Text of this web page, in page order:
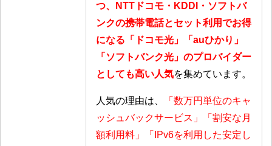
つ、NTTドコモ・KDDI・ソフトバ
ンクの携帯電話とセット利用でお得
になる「ドコモ光」「auひかり」
「ソフトバンク光」のプロバイダー
としても高い人気を集めています。
人気の理由は、
「数万円単位のキャ
ッシュバックサービス」「割安な月
額利用料」「IPv6を利用した安定し